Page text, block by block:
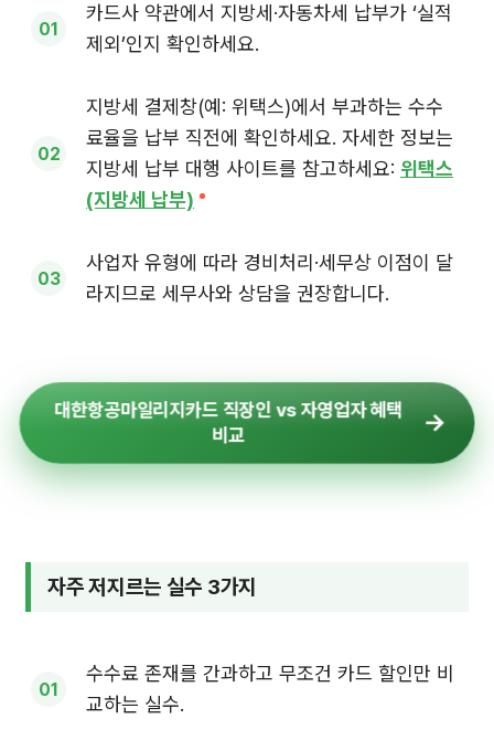
카드사 약관에서 지방세·자동차세 납부가 ‘실적
제외’인지 확인하세요.
지방세 결제창(예: 위택스)에서 부과하는 수수
료율을 납부 직전에 확인하세요. 자세한 정보는
지방세 납부 대행 사이트를 참고하세요: 위택스
(지방세 납부)
사업자 유형에 따라 경비처리·세무상 이점이 달
라지므로 세무사와 상담을 권장합니다.
대한항공마일리지카드 직장인 vs 자영업자 혜택
비교
자주 저지르는 실수 3가지
수수료 존재를 간과하고 무조건 카드 할인만 비
교하는 실수.